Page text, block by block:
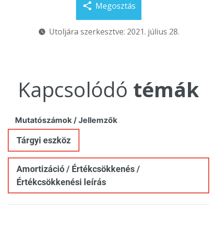
Megosztás
Utoljára szerkesztve: 2021. július 28.
Kapcsolódó témák
Mutatószámok / Jellemzők
Tárgyi eszköz
Amortizáció / Értékcsökkenés /
Értékcsökkenési leírás